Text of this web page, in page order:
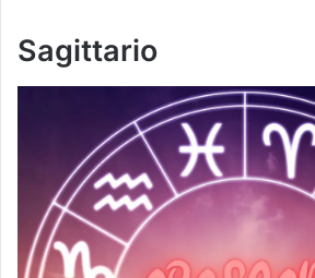
Sagittario